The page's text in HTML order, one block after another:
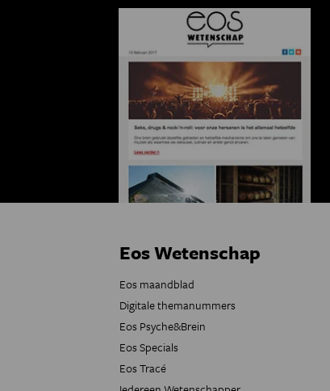
Eos Wetenschap
Eos maandblad
Digitale themanummers
Eos Psyche&Brein
Eos Specials
Eos Tracé